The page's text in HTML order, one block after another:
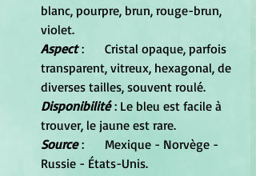
blanc, pourpre, brun, rouge-brun,
violet.
Aspect : 	Cristal opaque, parfois
transparent, vitreux, hexagonal, de
diverses tailles, souvent roulé.
Disponibilité : Le bleu est facile à
trouver, le jaune est rare.
Source :	Mexique - Norvège -
Russie - États-Unis.